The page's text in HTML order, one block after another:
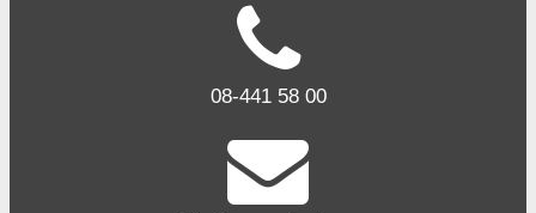
08-441 58 00